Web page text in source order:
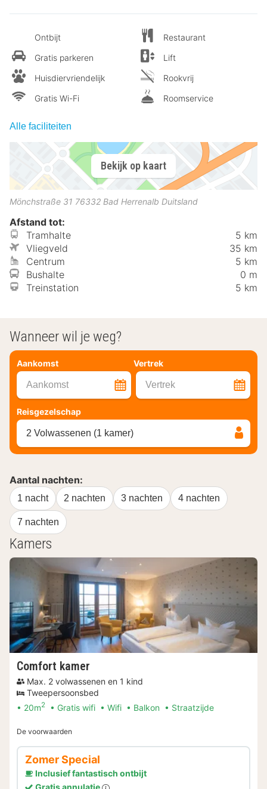
Ontbijt
Gratis parkeren
Huisdiervriendelijk
Gratis Wi-Fi
Restaurant
Lift
Rookvrij
Roomservice
Alle faciliteiten
Bekijk op kaart
Mönchstraße 31 76332 Bad Herrenalb Duitsland
Afstand tot:
Tramhalte
5 km
Vliegveld
35 km
Centrum
5 km
Bushalte
0 m
Treinstation
5 km
Wanneer wil je weg?
Aankomst Vertrek
Aankomst Vertrek
Reisgezelschap
2 Volwassenen (1 kamer)
Aantal nachten:
1 nacht 2 nachten 3 nachten 4 nachten
7 nachten
Kamers
Comfort kamer
Max. 2 volwassenen en 1 kind
Tweepersoonsbed
20m2 Gratis wifi Wifi Balkon Straatzijde
De voorwaarden
Zomer Special
Inclusief fantastisch ontbijt
Gratis annulatie